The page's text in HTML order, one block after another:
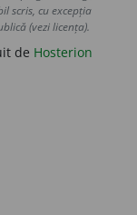
scris, cu excepția
(vezi licența).
de Hosterion